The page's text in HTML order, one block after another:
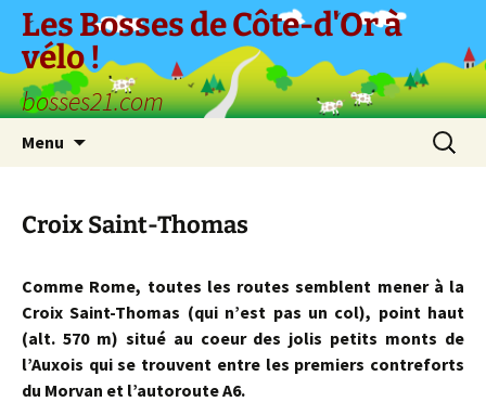
Aller
contenu
Les Bosses de Côte-d'Or à
vélo !
bosses21.com
Menu
Croix Saint-Thomas
Comme Rome, toutes les routes semblent mener à la
Croix Saint-Thomas (qui n’est pas un col), point haut
(alt. 570 m) situé au coeur des jolis petits monts de
l’Auxois qui se trouvent entre les premiers contreforts
du Morvan et l’autoroute A6.